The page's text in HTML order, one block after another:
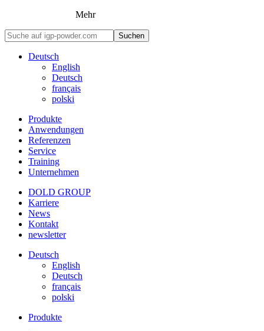
Mehr
Suchen
Deutsch
English
Deutsch
français
polski
Produkte
Anwendungen
Referenzen
Service
Training
Unternehmen
DOLD GROUP
Karriere
News
Kontakt
newsletter
Deutsch
English
Deutsch
français
polski
Produkte